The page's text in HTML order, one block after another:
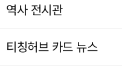
역사 전시관
티칭허브 카드 뉴스